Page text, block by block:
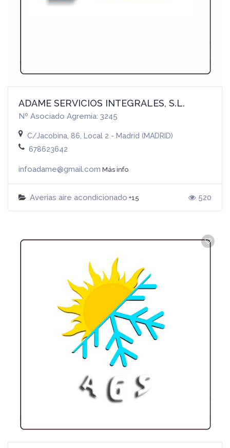
ADAME SERVICIOS INTEGRALES, S.L.
Nº Asociado Agremia: 3245
C/Jacobina, 86, Local 2 - Madrid (MADRID)
678623642
infoadame@gmail.com Más info
Averías aire acondicionado +15 520